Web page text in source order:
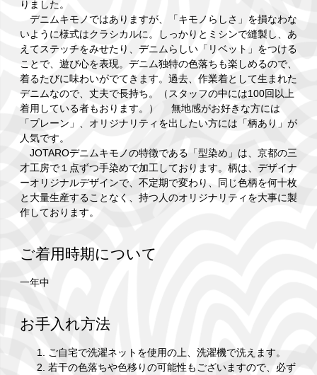
りました。
デニムキモノではありますが、「キモノらしさ」を損なわな
いように様式はクラシカルに。しっかりとミシンで縫製し、あ
えてステッチをみせたり、デニムらしい「リベット」をつける
ことで、遊び心を表現。デニム独特の色落ちも楽しめるので、
着るたびに味わいがでてきます。過去、作業着として生まれた
デニムなので、丈夫で長持ち。（スタッフの中には100回以上
着用している者もおります。） 無地感がお好きな方には
「プレーン」、オリジナリティを出したい方には「柄あり」が
人気です。
JOTAROデニムキモノの特徴である「型染め」は、京都の三
才工房で１点ずつ手染めで加工しております。柄は、デザイナ
ーオリジナルデザインで、不定期で変わり、同じ色柄を何十枚
と大量生産することなく、持つ人のオリジナリティを大事に製
作しております。
ご着用時期について
一年中
お手入れ方法
ご自宅で洗濯ネットを使用の上、洗濯機で洗えます。
若干の色落ちや色移りの可能性もございますので、必ず